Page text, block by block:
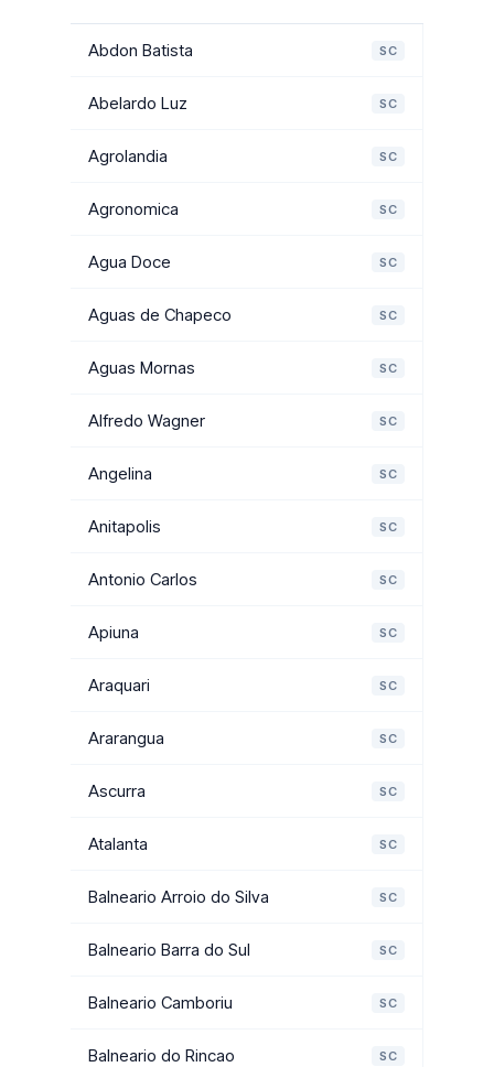
Abdon Batista SC
Abelardo Luz SC
Agrolandia SC
Agronomica SC
Agua Doce SC
Aguas de Chapeco SC
Aguas Mornas SC
Alfredo Wagner SC
Angelina SC
Anitapolis SC
Antonio Carlos SC
Apiuna SC
Araquari SC
Ararangua SC
Ascurra SC
Atalanta SC
Balneario Arroio do Silva SC
Balneario Barra do Sul SC
Balneario Camboriu SC
Balneario do Rincao SC